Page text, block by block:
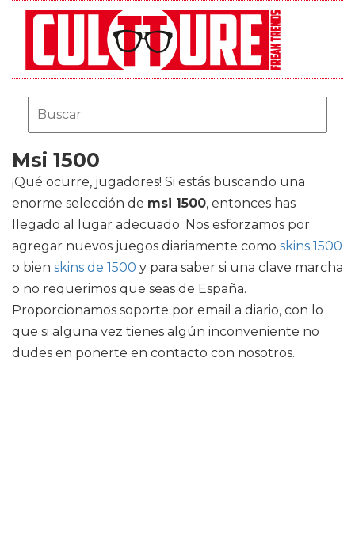
Msi 1500
¡Qué ocurre, jugadores! Si estás buscando una
enorme selección de msi 1500, entonces has
llegado al lugar adecuado. Nos esforzamos por
agregar nuevos juegos diariamente como skins 1500
o bien skins de 1500 y para saber si una clave marcha
o no requerimos que seas de España.
Proporcionamos soporte por email a diario, con lo
que si alguna vez tienes algún inconveniente no
dudes en ponerte en contacto con nosotros.